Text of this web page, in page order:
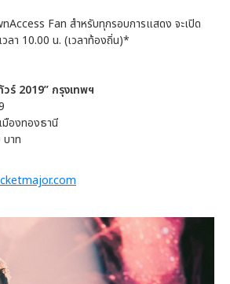
Fan สำหรับทุกรอบการแสดง จะเปิด
วลา 10.00 น. (เวลาท้องถิ่น)*
วร์ 2019” กรุงเทพฯ
องทองธานี
าท